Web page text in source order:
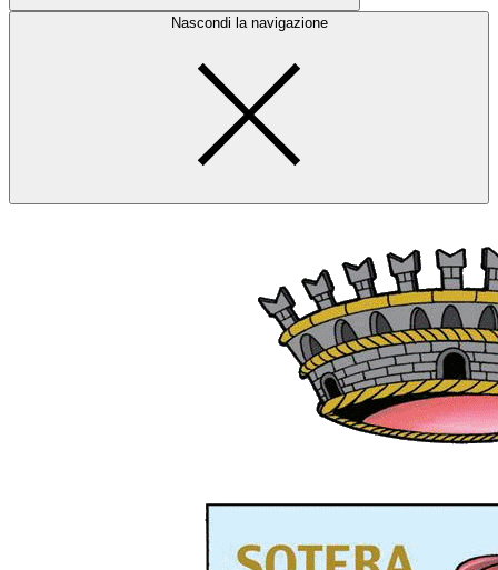
Nascondi la navigazione